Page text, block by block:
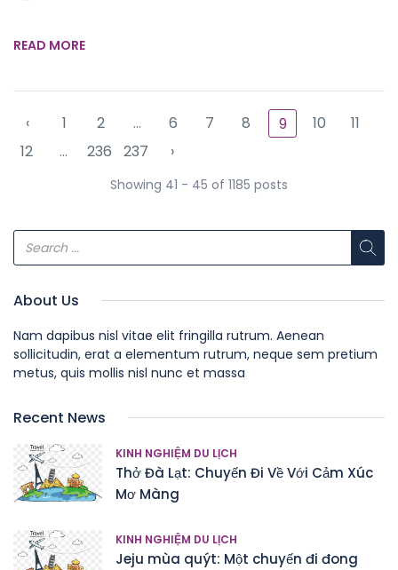
READ MORE
‹ 1 2 ... 6 7 8 9 10
11
12
... 236 237 ›
Showing 41 - 45 of 1185 posts
About Us
Nam dapibus nisl vitae elit fringilla rutrum. Aenean
sollicitudin, erat a elementum rutrum, neque sem pretium
metus, quis mollis nisl nunc et massa
Recent News
KINH NGHIỆM DU LỊCH
Thở Đà Lạt: Chuyến Đi Về Với Cảm Xúc
Mơ Màng
KINH NGHIỆM DU LỊCH
Jeju mùa quýt: Một chuyến đi đong